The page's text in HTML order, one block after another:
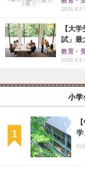
2026.8.5
【大
試」最
教育・
2026.8.5
小学
学